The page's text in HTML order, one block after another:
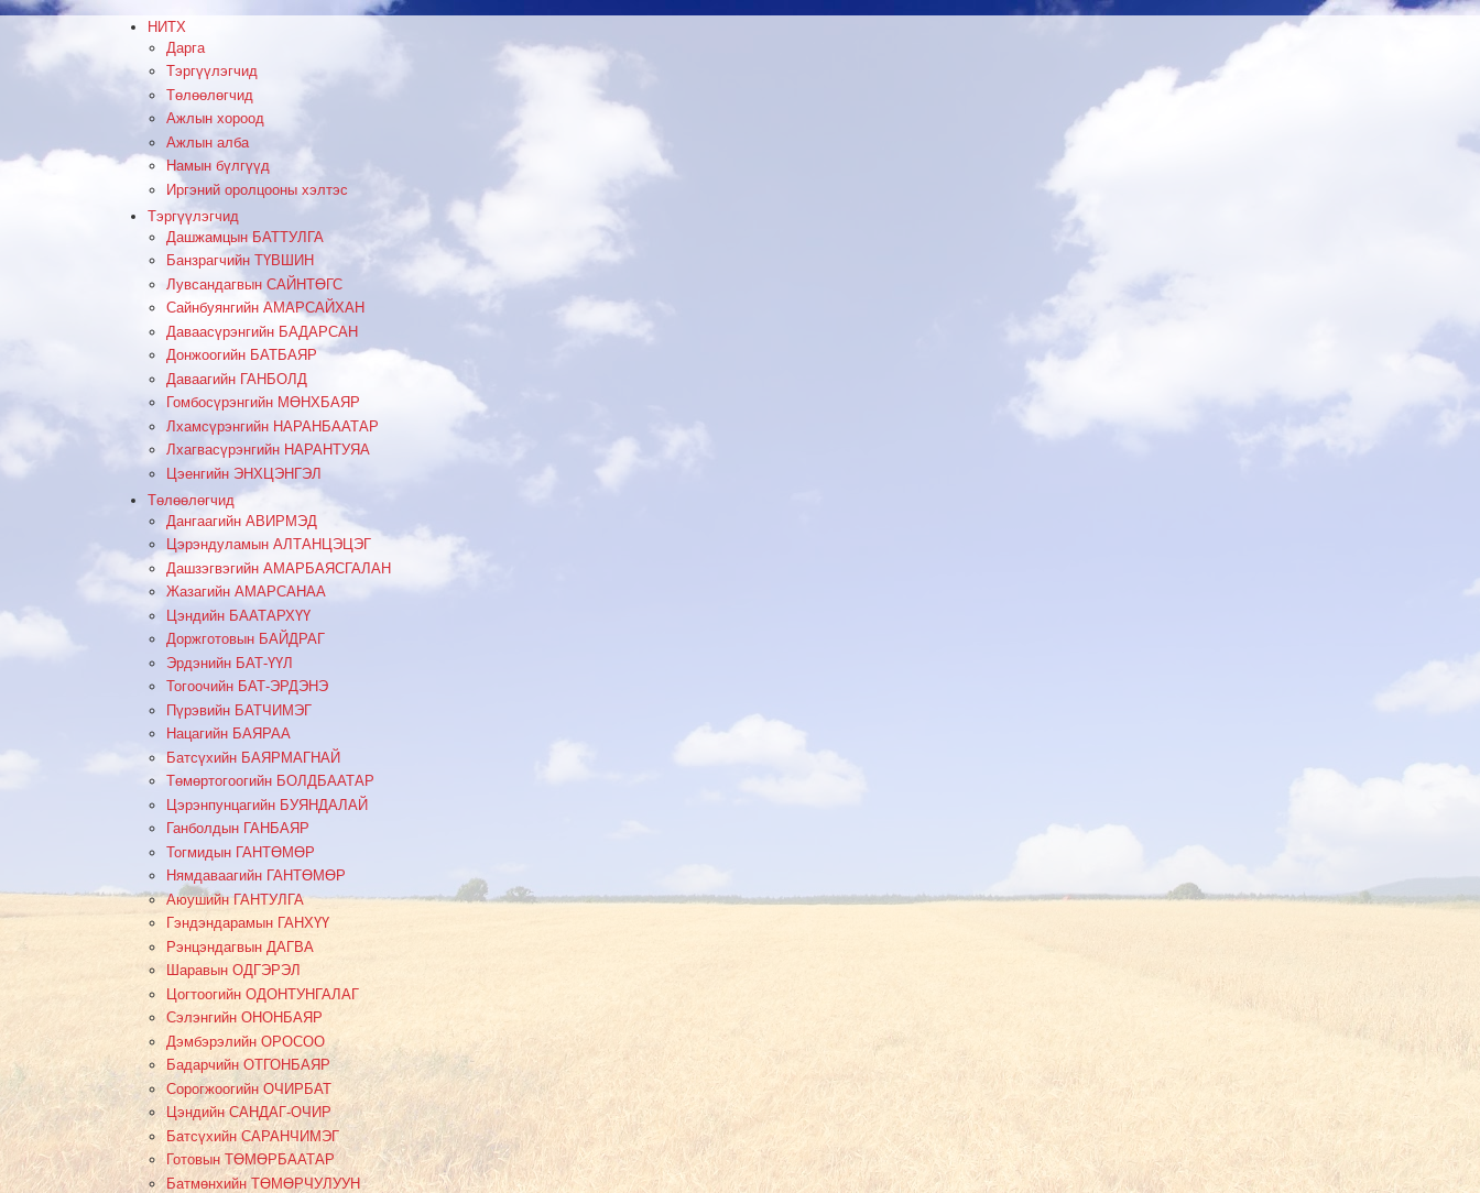
НИТХ
Дарга
Тэргүүлэгчид
Төлөөлөгчид
Ажлын хороод
Ажлын алба
Намын бүлгүүд
Иргэний оролцооны хэлтэс
Тэргүүлэгчид
Дашжамцын БАТТУЛГА
Банзрагчийн ТҮВШИН
Лувсандагвын САЙНТӨГС
Сайнбуянгийн АМАРСАЙХАН
Даваасүрэнгийн БАДАРСАН
Донжоогийн БАТБАЯР
Даваагийн ГАНБОЛД
Гомбосүрэнгийн МӨНХБАЯР
Лхамсүрэнгийн НАРАНБААТАР
Лхагвасүрэнгийн НАРАНТУЯА
Цэенгийн ЭНХЦЭНГЭЛ
Төлөөлөгчид
Дангаагийн АВИРМЭД
Цэрэндуламын АЛТАНЦЭЦЭГ
Дашзэгвэгийн АМАРБАЯСГАЛАН
Жазагийн АМАРСАНАА
Цэндийн БААТАРХҮҮ
Доржготовын БАЙДРАГ
Эрдэнийн БАТ-ҮҮЛ
Тогоочийн БАТ-ЭРДЭНЭ
Пүрэвийн БАТЧИМЭГ
Нацагийн БАЯРАА
Батсүхийн БАЯРМАГНАЙ
Төмөртогоогийн БОЛДБААТАР
Цэрэнпунцагийн БУЯНДАЛАЙ
Ганболдын ГАНБАЯР
Тогмидын ГАНТӨМӨР
Нямдаваагийн ГАНТӨМӨР
Аюушийн ГАНТУЛГА
Гэндэндарамын ГАНХҮҮ
Рэнцэндагвын ДАГВА
Шаравын ОДГЭРЭЛ
Цогтоогийн ОДОНТУНГАЛАГ
Сэлэнгийн ОНОНБАЯР
Дэмбэрэлийн ОРОСОО
Бадарчийн ОТГОНБАЯР
Сорогжоогийн ОЧИРБАТ
Цэндийн САНДАГ-ОЧИР
Батсүхийн САРАНЧИМЭГ
Готовын ТӨМӨРБААТАР
Батмөнхийн ТӨМӨРЧУЛУУН